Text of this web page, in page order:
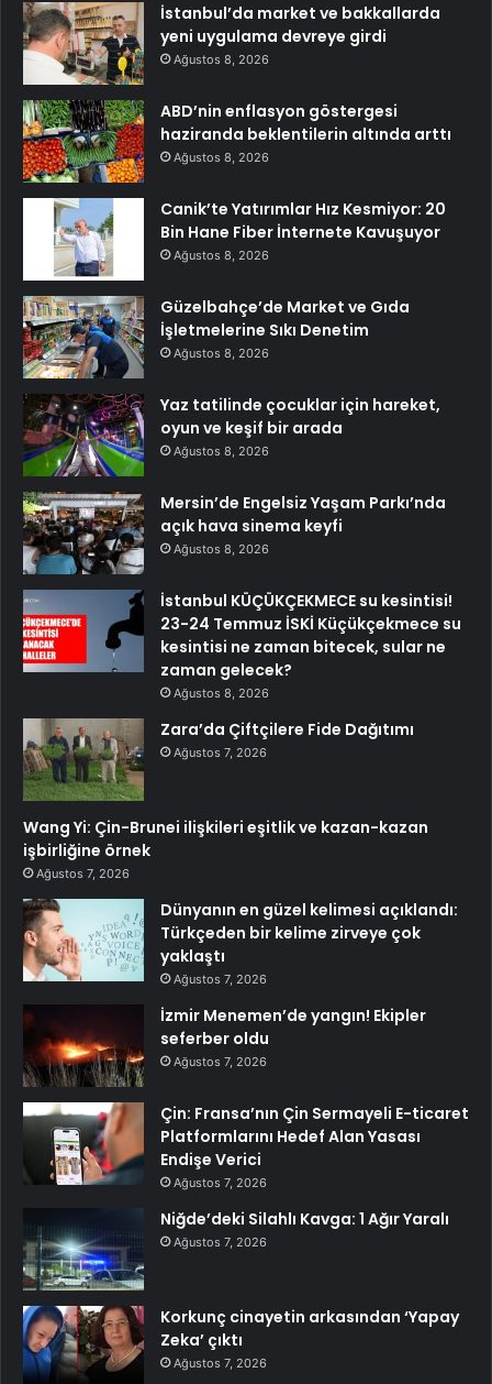
İstanbul’da market ve bakkallarda
yeni uygulama devreye girdi
Ağustos 8, 2026
ABD’nin enflasyon göstergesi
haziranda beklentilerin altında arttı
Ağustos 8, 2026
Canik’te Yatırımlar Hız Kesmiyor: 20
Bin Hane Fiber İnternete Kavuşuyor
Ağustos 8, 2026
Güzelbahçe’de Market ve Gıda
İşletmelerine Sıkı Denetim
Ağustos 8, 2026
Yaz tatilinde çocuklar için hareket,
oyun ve keşif bir arada
Ağustos 8, 2026
Mersin’de Engelsiz Yaşam Parkı’nda
açık hava sinema keyfi
Ağustos 8, 2026
İstanbul KÜÇÜKÇEKMECE su kesintisi!
23-24 Temmuz İSKİ Küçükçekmece su
kesintisi ne zaman bitecek, sular ne
zaman gelecek?
Ağustos 8, 2026
Zara’da Çiftçilere Fide Dağıtımı
Ağustos 7, 2026
Wang Yi: Çin-Brunei ilişkileri eşitlik ve kazan-kazan
işbirliğine örnek
Ağustos 7, 2026
Dünyanın en güzel kelimesi açıklandı:
Türkçeden bir kelime zirveye çok
yaklaştı
Ağustos 7, 2026
İzmir Menemen’de yangın! Ekipler
seferber oldu
Ağustos 7, 2026
Çin: Fransa’nın Çin Sermayeli E-ticaret
Platformlarını Hedef Alan Yasası
Endişe Verici
Ağustos 7, 2026
Niğde’deki Silahlı Kavga: 1 Ağır Yaralı
Ağustos 7, 2026
Korkunç cinayetin arkasından ‘Yapay
Zeka’ çıktı
Ağustos 7, 2026